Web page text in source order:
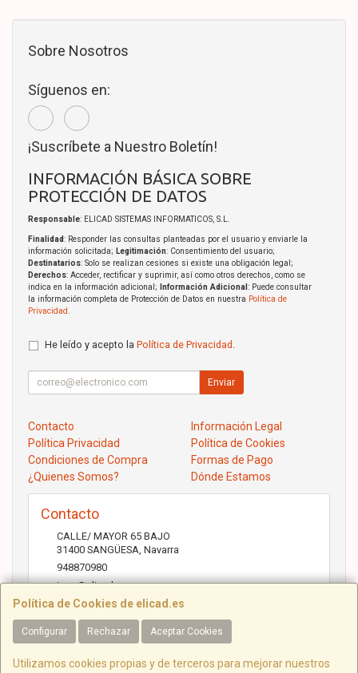
Política de Cookies de elicad.es
Configurar Rechazar Aceptar Cookies
Utilizamos cookies propias y de terceros para mejorar nuestros
Sobre Nosotros
Síguenos en:
¡Suscríbete a Nuestro Boletín!
INFORMACIÓN BÁSICA SOBRE
PROTECCIÓN DE DATOS
Responsable: ELICAD SISTEMAS INFORMATICOS, S.L.
Finalidad: Responder las consultas planteadas por el usuario y enviarle la
información solicitada; Legitimación: Consentimiento del usuario;
Destinatarios: Solo se realizan cesiones si existe una obligación legal;
Derechos: Acceder, rectificar y suprimir, así como otros derechos, como se
indica en la información adicional;
Información Adicional : Puede consultar
la información completa de Protección de Datos en nuestra Política de
Privacidad
He leído y acepto la Política de Privacidad
Enviar
Contacto
Información Legal
Política Privacidad
Política de Cookies
Condiciones de Compra
Formas de Pago
¿Quienes Somos?
Dónde Estamos
Contacto
CALLE/ MAYOR 65 BAJO
31400 SANGÜESA Navarra
948870980
jose@elicad.com
Horario
Lunes a Viernes 9:30 a 20:00 Sábados 10.00 a 14.00